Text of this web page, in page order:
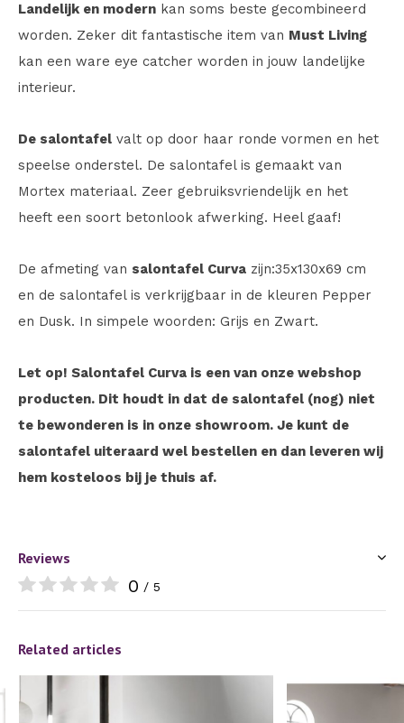
Landelijk en modern kan soms beste gecombineerd
worden. Zeker dit fantastische item van Must Living
kan een ware eye catcher worden in jouw landelijke
interieur.
De salontafel valt op door haar ronde vormen en het
speelse onderstel. De salontafel is gemaakt van
Mortex materiaal. Zeer gebruiksvriendelijk en het
heeft een soort betonlook afwerking. Heel gaaf!
De afmeting van salontafel Curva zijn:35x130x69 cm
en de salontafel is verkrijgbaar in de kleuren Pepper
en Dusk. In simpele woorden: Grijs en Zwart.
Let op! Salontafel Curva is een van onze webshop
producten. Dit houdt in dat de salontafel (nog) niet
te bewonderen is in onze showroom. Je kunt de
salontafel uiteraard wel bestellen en dan leveren wij
hem kosteloos bij je thuis af.
Reviews
0 / 5
Related articles